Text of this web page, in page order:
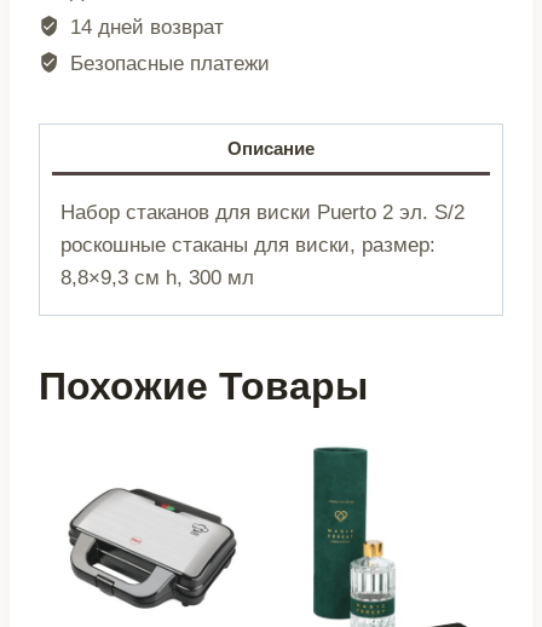
Для
виски
эл.
|
726712
14 дней возврат
Безопасные платежи
Описание
Набор стаканов для виски Puerto 2 эл. S/2
роскошные стаканы для виски, размер:
8,8×9,3 см h, 300 мл
Похожие Товары